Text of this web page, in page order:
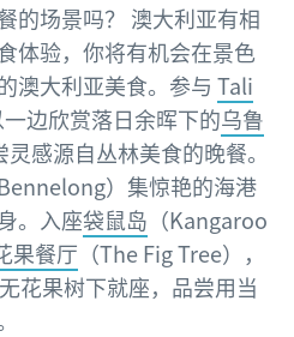
的场景吗？ 澳大利亚有相
体验，你将有机会在景色
澳大利亚美食。参与 Tali
边欣赏落日余晖下的乌鲁
感源自丛林美食的晚餐。
Bennelong）集惊艳的海港
。入座袋鼠岛 （Kangaroo
果餐厅 （The Fig Tree），
花果树下就座，品尝用当